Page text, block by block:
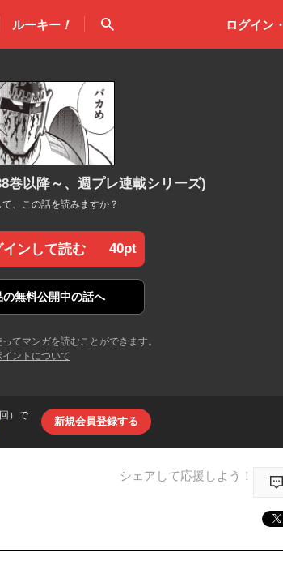
ルーキー！ 検索 ログイン・
巻以降～、週プレ連載シリーズ)
、この話を読みますか？
インして読む 40pt
の無料公開中の話へ
てマンガを読むことができます。
イントについて
）で
新規会員登録する
シェアして応援しよう！